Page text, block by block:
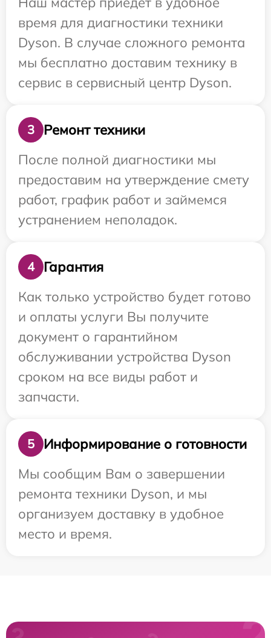
время для диагностики техники
Dyson. В случае сложного ремонта
мы бесплатно доставим технику в
сервис в сервисный центр Dyson.
3
Ремонт техники
После полной диагностики мы
предоставим на утверждение смету
работ, график работ и займемся
устранением неполадок.
4
Гарантия
Как только устройство будет готово
и оплаты услуги Вы получите
документ о гарантийном
обслуживании устройства Dyson
сроком на все виды работ и
запчасти.
5
Информирование о готовности
Мы сообщим Вам о завершении
ремонта техники Dyson, и мы
организуем доставку в удобное
место и время.